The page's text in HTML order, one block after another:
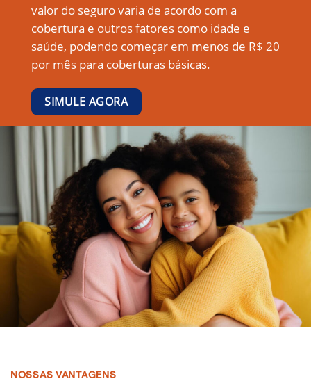
valor do seguro varia de acordo com a
cobertura e outros fatores como idade e
saúde, podendo começar em menos de R$ 20
por mês para coberturas básicas.
SIMULE AGORA
NOSSAS VANTAGENS